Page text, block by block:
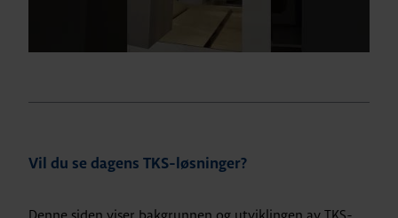
Vil du se dagens TKS-løsninger?